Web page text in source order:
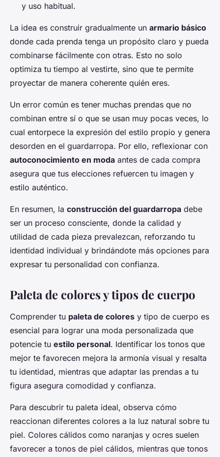
y uso habitual.
La idea es construir gradualmente un armario básico
donde cada prenda tenga un propósito claro y pueda
combinarse fácilmente con otras. Esto no solo
optimiza tu tiempo al vestirte, sino que te permite
proyectar de manera coherente quién eres.
Un error común es tener muchas prendas que no
combinan entre sí o que se usan muy pocas veces, lo
cual entorpece la expresión del estilo propio y genera
desorden en el guardarropa. Por ello, reflexionar con
autoconocimiento en moda antes de cada compra
asegura que tus elecciones refuercen tu imagen y
estilo auténtico.
En resumen, la construcción del guardarropa debe
ser un proceso consciente, donde la calidad y
utilidad de cada pieza prevalezcan, reforzando tu
identidad individual y brindándote más opciones para
expresar tu personalidad con confianza.
Paleta de colores y tipos de cuerpo
Comprender tu paleta de colores y tipo de cuerpo es
esencial para lograr una moda personalizada que
potencie tu estilo personal. Identificar los tonos que
mejor te favorecen mejora la armonía visual y resalta
tu identidad, mientras que adaptar las prendas a tu
figura asegura comodidad y confianza.
Para descubrir tu paleta ideal, observa cómo
reaccionan diferentes colores a la luz natural sobre tu
piel. Colores cálidos como naranjas y ocres suelen
favorecer a tonos de piel cálidos, mientras que tonos